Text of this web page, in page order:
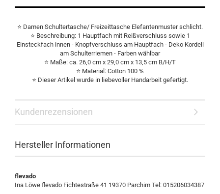
⭐ Damen Schultertasche/ Freizeittasche Elefantenmuster schlicht.
⭐ Beschreibung: 1 Hauptfach mit Reißverschluss sowie 1
Einsteckfach innen - Knopfverschluss am Hauptfach - Deko Kordell
am Schulterriemen - Farben wählbar
⭐ Maße: ca. 26,0 cm x 29,0 cm x 13,5 cm B/H/T
⭐ Material: Cotton 100 %
⭐ Dieser Artikel wurde in liebevoller Handarbeit gefertigt.
Kundenrezensionen
Hersteller Informationen
flevado
Ina Löwe flevado Fichtestraße 41 19370 Parchim Tel: 015206034387